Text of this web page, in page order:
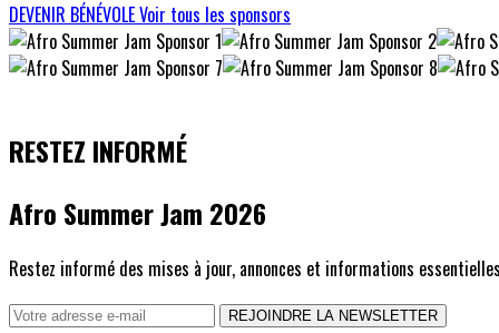
DEVENIR BÉNÉVOLEVoir tous les sponsors
RESTEZ INFORMÉ
Afro Summer Jam 2026
Restez informé des mises à jour, annonces et informations
REJOINDRE LA NEWSLETTER